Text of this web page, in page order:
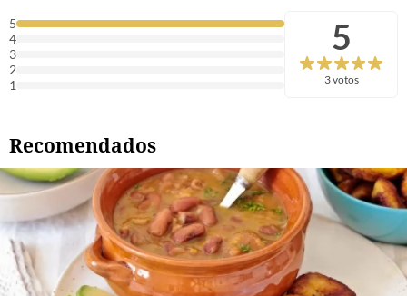
5
4
3
2
1
5
3 votos
Recomendados